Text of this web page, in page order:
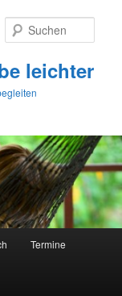
leichter
Termine